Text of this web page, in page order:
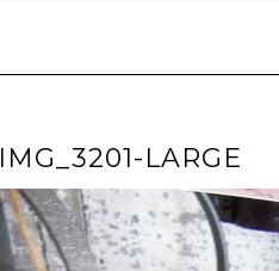
IMG_3201-LARGE